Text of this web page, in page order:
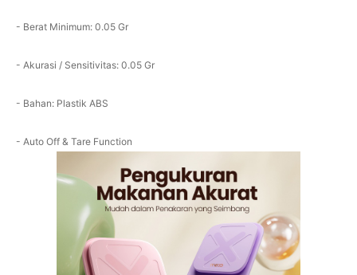
- Berat Minimum: 0.05 Gr
- Akurasi / Sensitivitas: 0.05 Gr
- Bahan: Plastik ABS
- Auto Off & Tare Function